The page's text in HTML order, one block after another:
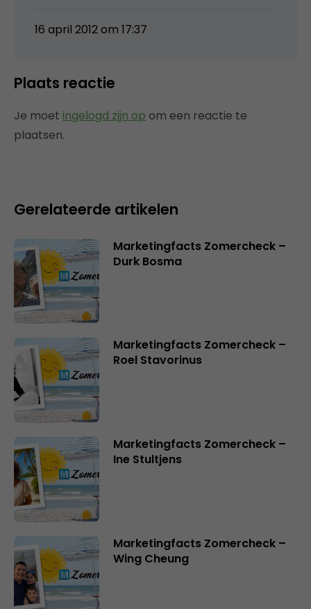
16 april 2012 om 17:37
Plaats reactie
Je moet ingelogd zijn op om een reactie te
plaatsen.
Gerelateerde artikelen
Marketingfacts Zomercheck –
Durk Bosma
Marketingfacts Zomercheck –
Roel Stavorinus
Marketingfacts Zomercheck –
Ine Stultjens
Marketingfacts Zomercheck –
Wing Cheung